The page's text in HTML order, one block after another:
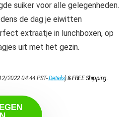
suiker voor alle gelegenheden.
de dag je eiwitten
extraatje in lunchboxen, op
uit met het gezin.
2022 04:44 PST-Details)&FREE Shipping.